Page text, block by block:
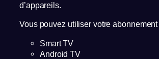
d’appareils.
Vous pouvez utiliser votre abonnement
Smart TV
Android TV